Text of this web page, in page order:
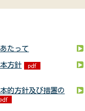
たって
方針
的方針及び措置の